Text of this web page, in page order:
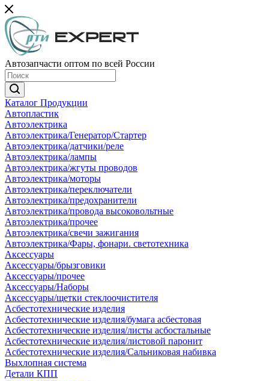
Автозапчасти оптом по всей России
Каталог Продукции
Автопластик
Автоэлектрика
Автоэлектрика/Генератор/Стартер
Автоэлектрика/датчики/реле
Автоэлектрика/лампы
Автоэлектрика/жгуты проводов
Автоэлектрика/моторы
Автоэлектрика/переключатели
Автоэлектрика/предохранители
Автоэлектрика/провода высоковольтные
Автоэлектрика/прочее
Автоэлектрика/свечи зажигания
Автоэлектрика/Фары, фонари. светотехника
Аксессуары
Аксессуары/брызговики
Аксессуары/прочее
Аксессуары/Наборы
Аксессуары/щетки стеклоочистителя
Асбестотехнические изделия
Асбестотехнические изделия/бумага асбестовая
Асбестотехнические изделия/листы асбостальные
Асбестотехнические изделия/листовой паронит
Асбестотехнические изделия/Сальниковая набивка
Выхлопная система
Детали КПП